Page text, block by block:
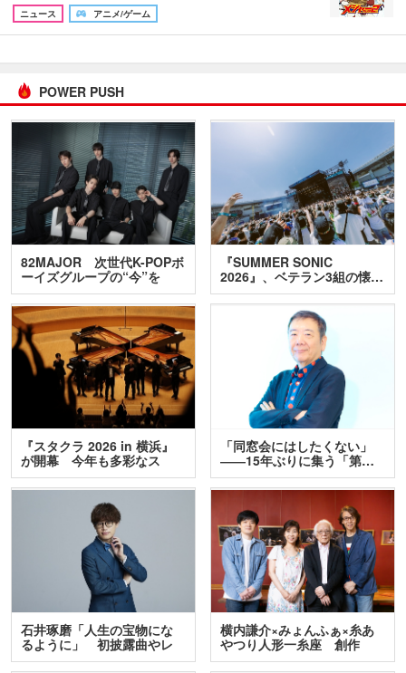
ニュース
アニメ/ゲーム
POWER PUSH
82MAJOR 次世代K-POPボ
ーイズグループの“今”を
訊…
『SUMMER SONIC
2026』、ベテラン3組の懐…
『スタクラ 2026 in 横浜』
が開幕 今年も多彩なス
テ…
「同窓会にはしたくない」
――15年ぶりに集う「第…
石井琢磨「人生の宝物にな
るように」 初披露曲やレ
ア…
横内謙介×みょんふぁ×糸あ
やつり人形一糸座 創作
人…